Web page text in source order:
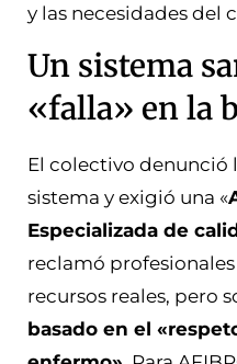
y las necesidades del
Un sistema
«falla» en la
El colectivo denunció
sistema y exigió una «
Especializada de
reclamó
recursos reales, pero
basado en el